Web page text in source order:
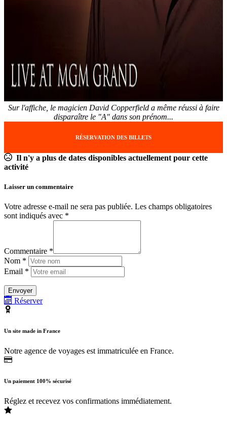
Sur l'affiche, le magicien David Copperfield a même réussi à faire
disparaître le "A" dans son prénom...
RÉSERVATION DES BILLETS
Il n'y a plus de dates disponibles actuellement pour cette
activité
Laisser un commentaire
Votre adresse e-mail ne sera pas publiée. Les champs obligatoires
sont indiqués avec *
Commentaire *
Nom *
Email *
Réserver
Un site made in France
Notre agence de voyages est immatriculée en France.
Un paiement 100% sécurisé
Réglez et recevez vos confirmations immédiatement.